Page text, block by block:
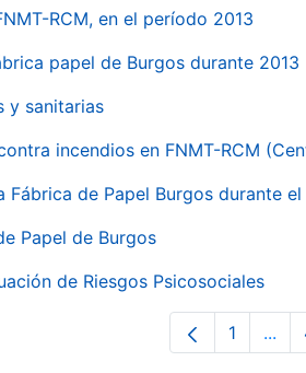
RCM, en el período 2013
papel de Burgos durante 2013
y sanitarias
incendios en FNMT-RCM
de Papel Burgos durante el
Papel de Burgos
de Riesgos Psicosociales
Pàgina
1 ...